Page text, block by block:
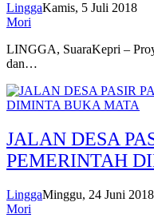
LinggaKamis, 5 Juli 2018
Mori
LINGGA, SuaraKepri –
dan…
JALAN DESA
PEMERINTAH
LinggaMinggu, 24 Juni 2018
Mori